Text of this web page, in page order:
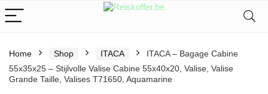
Home Shop ITACA
ITACA – Bagage Cabine
55x35x25 – Stijlvolle Valise Cabine 55x40x20, Valise, Valise
Grande Taille, Valises T71650, Aquamarine